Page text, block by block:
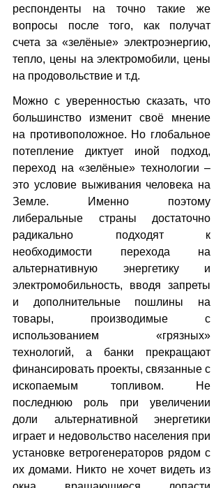
респонденты на точно такие же
вопросы после того, как получат
счета за «зелёные» электроэнергию,
тепло, цены на электромобили, цены
на продовольствие и т.д.
Можно с уверенностью сказать, что
большинство изменит своё мнение
на противоположное. Но глобальное
потепление диктует иной подход,
переход на «зелёные» технологии –
это условие выживания человека на
Земле. Именно поэтому
либеральные страны достаточно
радикально подходят к
необходимости перехода на
альтернативную энергетику и
электромобильность, вводя запреты
и дополнительные пошлины на
товары, производимые с
использованием «грязных»
технологий, а банки прекращают
финансировать проекты, связанные с
ископаемым топливом. Не
последнюю роль при увеличении
доли альтернативной энергетики
играет и недовольство населения при
установке ветрогенераторов рядом с
их домами. Никто не хочет видеть из